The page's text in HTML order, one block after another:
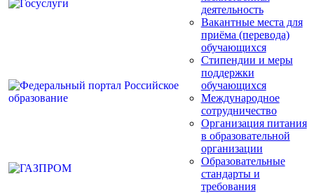
деятельность
Вакантные места для
приёма (перевода)
обучающихся
Стипендии и меры
поддержки
обучающихся
Международное
сотрудничество
Организация питания
в образовательной
организации
Образовательные
стандарты и
требования